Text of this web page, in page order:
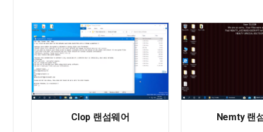
Clop 랜섬웨어 Nemty 랜